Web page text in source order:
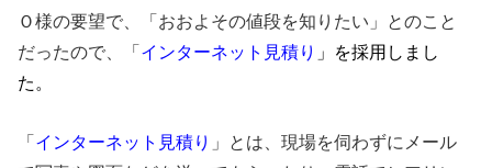
Ｏ様の要望で、「おおよその値段を知りたい」とのこと
だったので、「インターネット見積り 」を採用しまし
た。
「インターネット見積り 」とは、現場を伺わずにメール